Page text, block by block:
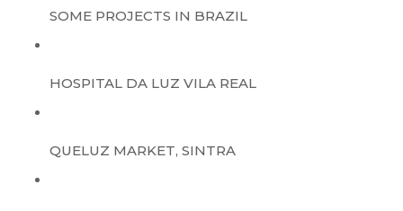
SOME PROJECTS IN BRAZIL
HOSPITAL DA LUZ VILA REAL
QUELUZ MARKET, SINTRA